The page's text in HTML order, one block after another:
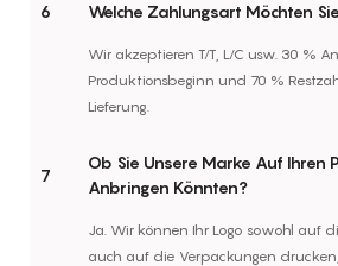
6 Welche Zahlungsart Möchten
Wir akzeptieren T/T, L/C usw. 30 %
Produktionsbeginn und 70 %
Lieferung.
7
Ob Sie Unsere Marke Auf Ihren
Anbringen Könnten?
Ja. Wir können Ihr Logo sowohl auf
auch auf die Verpackungen